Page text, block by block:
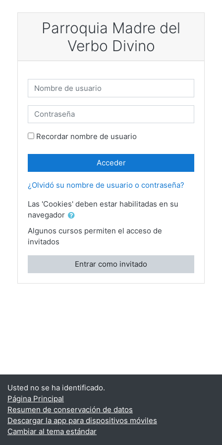
Parroquia Madre del
Verbo Divino
Nombre de usuario
Contraseña
Recordar nombre de usuario
Acceder
¿Olvidó su nombre de usuario o contraseña?
Las 'Cookies' deben estar habilitadas en su
navegador
Algunos cursos permiten el acceso de
invitados
Entrar como invitado
Usted no se ha identificado.
Página Principal
Resumen de conservación de datos
Descargar la app para dispositivos móviles
Cambiar al tema estándar